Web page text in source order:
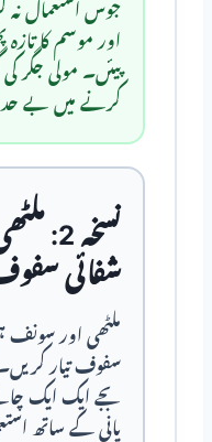
جوس استعمال نہ کر
اور موسم کا
پیئں۔ مولی جگر
کرنے میں بے
نسخہ
شفائی
ملٹھی اور
بجے ایک ایک
پانی کے ساتھ